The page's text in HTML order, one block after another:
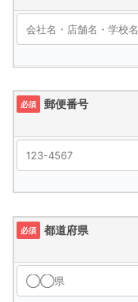
必須 郵便番号
必須 都道府県